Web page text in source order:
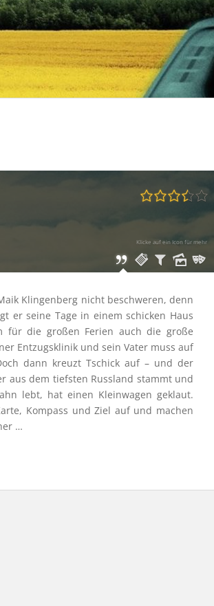
Klicke auf ein Icon für mehr
Klingenberg nicht beschweren, denn
er seine Tage in einem schicken Haus
für die großen Ferien auch die große
Entzugsklinik und sein Vater muss auf
dann kreuzt Tschick auf – und der
aus dem tiefsten Russland stammt und
lebt, hat einen Kleinwagen geklaut.
Kompass und Ziel auf und machen
…